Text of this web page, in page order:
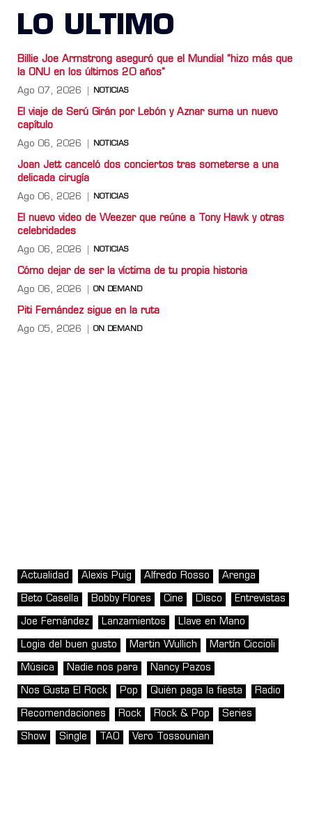
LO ULTIMO
Billie Joe Armstrong aseguró que el Mundial “hizo más que
la ONU en los últimos 20 años”
Ago 07, 2026 NOTICIAS
El viaje de Serú Girán por Lebón y Aznar suma un nuevo
capítulo
Ago 06, 2026 NOTICIAS
Joan Jett canceló dos conciertos tras someterse a una
delicada cirugía
Ago 06, 2026 NOTICIAS
El nuevo video de Weezer que reúne a Tony Hawk y otras
celebridades
Ago 06, 2026 NOTICIAS
Cómo dejar de ser la víctima de tu propia historia
Ago 06, 2026 ON DEMAND
Piti Fernández sigue en la ruta
Ago 05, 2026 ON DEMAND
Actualidad Alexis Puig Alfredo Rosso Arenga
Beto Casella Bobby Flores Cine Disco Entrevistas
Joe Fernández Lanzamientos Llave en Mano
Logia del buen gusto Martin Wullich Martín Ciccioli
Música Nadie nos para Nancy Pazos
Nos Gusta El Rock Pop Quién paga la fiesta Radio
Recomendaciones Rock Rock & Pop Series
Show Single TAO Vero Tossounian